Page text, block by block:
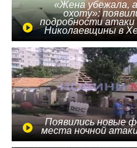
«Жена убежала,
охоту»:
подробности атаки
Николаевщины в
Появились новые
места ночной